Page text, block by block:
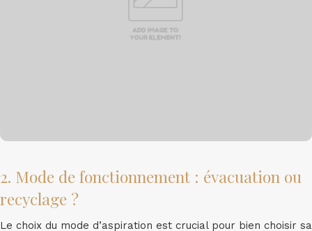
2. Mode de fonctionnement : évacuation ou
recyclage ?
Le choix du mode d’aspiration est crucial pour bien choisir sa